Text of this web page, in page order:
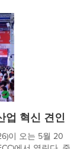
업 혁신 견인
이 오는 5월 20